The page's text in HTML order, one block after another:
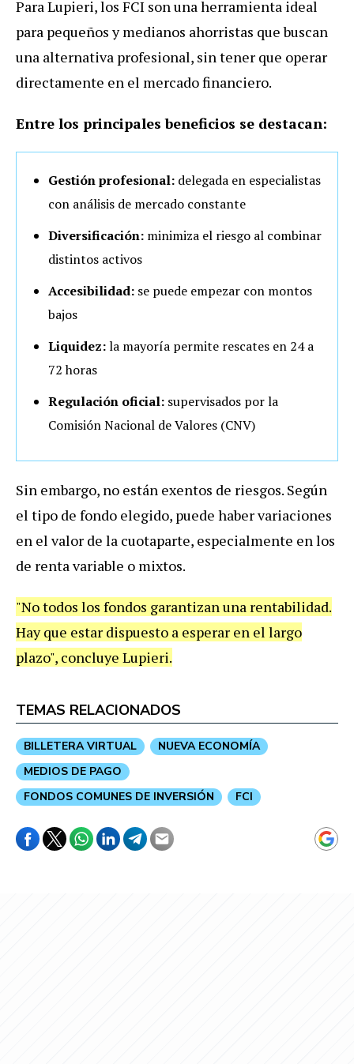
Para Lupieri, los FCI son una herramienta ideal
para pequeños y medianos ahorristas que buscan
una alternativa profesional, sin tener que operar
directamente en el mercado financiero.
Entre los principales beneficios se destacan:
Gestión profesional: delegada en especialistas
con análisis de mercado constante
Diversificación: minimiza el riesgo al combinar
distintos activos
Accesibilidad: se puede empezar con montos
bajos
Liquidez:la mayoría permite rescates en 24 a
72 horas
Regulación oficial: supervisados por la
Comisión Nacional de Valores (CNV)
Sin embargo, no están exentos de riesgos. Según
el tipo de fondo elegido, puede haber variaciones
en el valor de la cuotaparte, especialmente en los
de renta variable o mixtos.
"No todos los fondos garantizan una rentabilidad.
Hay que estar dispuesto a esperar en el largo
plazo", concluye Lupieri.
TEMAS RELACIONADOS
BILLETERA VIRTUAL
NUEVA ECONOMÍA
MEDIOS DE PAGO
FONDOS COMUNES DE INVERSIÓN
FCI